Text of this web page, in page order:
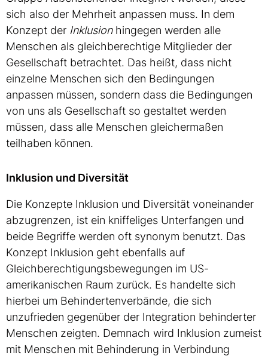
sich also der Mehrheit anpassen muss. In dem
Konzept der Inklusion hingegen werden alle
Menschen als gleichberechtige Mitglieder der
Gesellschaft betrachtet. Das heißt, dass nicht
einzelne Menschen sich den Bedingungen
anpassen müssen, sondern dass die Bedingungen
von uns als Gesellschaft so gestaltet werden
müssen, dass alle Menschen gleichermaßen
teilhaben können.
Inklusion und Diversität
Die Konzepte Inklusion und Diversität voneinander
abzugrenzen, ist ein kniffeliges Unterfangen und
beide Begriffe werden oft synonym benutzt. Das
Konzept Inklusion geht ebenfalls auf
Gleichberechtigungsbewegungen im US-
amerikanischen Raum zurück. Es handelte sich
hierbei um Behindertenverbände, die sich
unzufrieden gegenüber der Integration behinderter
Menschen zeigten. Demnach wird Inklusion zumeist
mit Menschen mit Behinderung in Verbindung